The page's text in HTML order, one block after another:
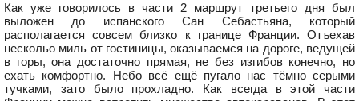
Как уже говорилось в части 2 маршрут третьего дня был
выложен до испанского Сан Себастьяна, который
располагается совсем близко к границе Франции. Отъехав
нескольо миль от гостиницы, оказываемся на дороге, ведущей
в горы, она достаточно прямая, не без изгибов конечно, но
ехать комфортно. Небо всё ещё пугало нас тёмно серыми
тучками, зато было прохладно. Как всегда в этой части